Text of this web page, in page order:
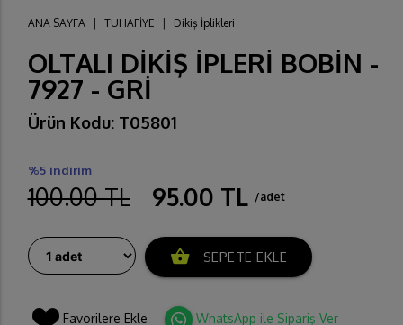
ANA SAYFA TUHAFİYE Dikiş İplikleri
OLTALI DİKİŞ İPLERİ BOBİN -
7927 - GRİ
Ürün Kodu: T05801
%5 indirim
100.00 TL 95.00 TL /adet
shopping_basket SEPETE EKLE
Favorilere Ekle WhatsApp ile Sipariş Ver